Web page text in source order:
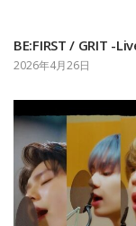
BE:FIRST / GRIT -
2026年4月26日